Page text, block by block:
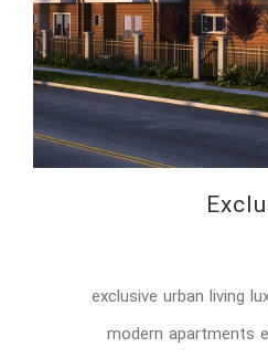
exclusive urban living
modern apartments